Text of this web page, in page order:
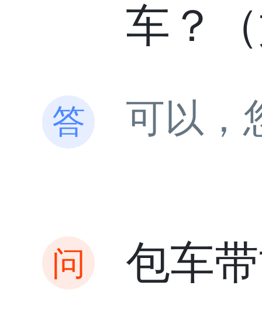
车？
可以，
包车